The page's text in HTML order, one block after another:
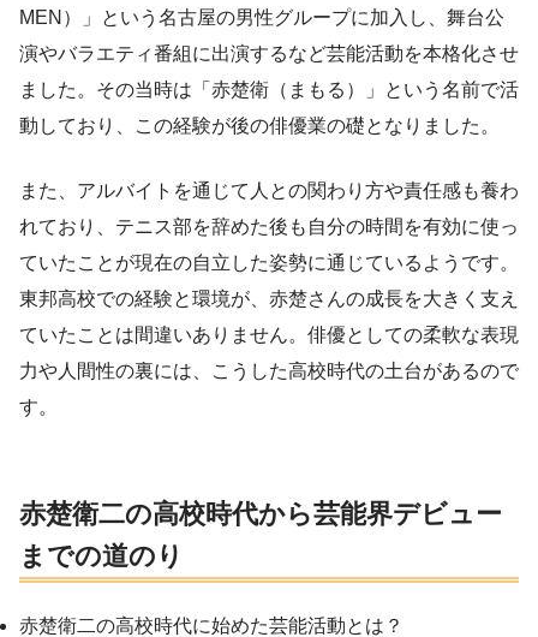
MEN）」という名古屋の男性グループに加入し、舞台公
演やバラエティ番組に出演するなど芸能活動を本格化させ
ました。その当時は「赤楚衛（まもる）」という名前で活
動しており、この経験が後の俳優業の礎となりました。
また、アルバイトを通じて人との関わり方や責任感も養わ
れており、テニス部を辞めた後も自分の時間を有効に使っ
ていたことが現在の自立した姿勢に通じているようです。
東邦高校での経験と環境が、赤楚さんの成長を大きく支え
ていたことは間違いありません。俳優としての柔軟な表現
力や人間性の裏には、こうした高校時代の土台があるので
す。
赤楚衛二の高校時代から芸能界デビュー
までの道のり
赤楚衛二の高校時代に始めた芸能活動とは？